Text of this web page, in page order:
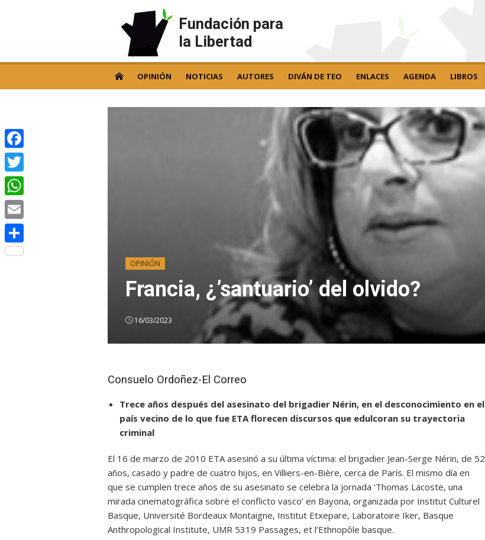
Fundación para
la Libertad
OPINIÓN NOTICIAS AUTORES DIVÁN DE TEO ENLACES AGENDA LIBROS
OPINIÓN
Francia, ¿’santuario’ del olvido?
16/03/2023
Consuelo Ordoñez-El Correo
Trece años después del asesinato del brigadier Nérin, en el desconocimiento en el
país vecino de lo que fue ETA florecen discursos que edulcoran su trayectoria
criminal
El 16 de marzo de 2010 ETA asesinó a su última víctima: el brigadier Jean-Serge Nérin, de 52
años, casado y padre de cuatro hijos, en Villiers-en-Bière, cerca de París. El mismo día en
que se cumplen trece años de su asesinato se celebra la jornada ‘Thomas Lacoste, una
mirada cinematográfica sobre el conflicto vasco’ en Bayona, organizada por Institut Culturel
Basque, Université Bordeaux Montaigne, Institut Etxepare, Laboratoire Iker, Basque
Anthropological Institute, UMR 5319 Passages, et l’Ethnopôle basque.
Facebook
Twitter
WhatsApp
Email
Compartir